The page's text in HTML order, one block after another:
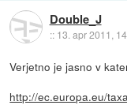
Double_J
:: 13. apr 2011,
Verjetno je jasno v
http://ec.europa.eu/